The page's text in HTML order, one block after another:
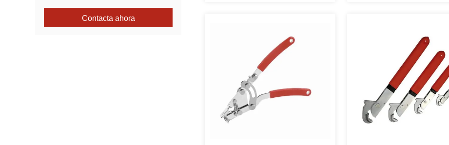
Contacta ahora